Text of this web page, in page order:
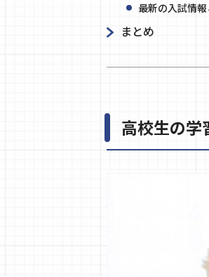
最新の入試情
まとめ
高校生の学